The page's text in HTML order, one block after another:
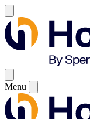
Menu